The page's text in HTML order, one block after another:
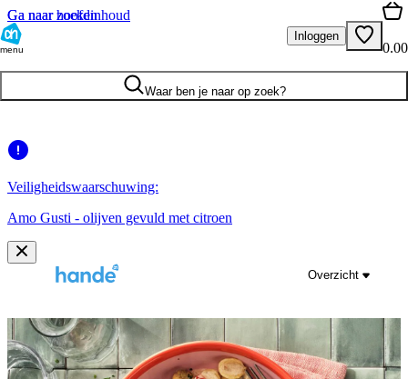
Ga naar hoofdinhoud
Ga naar zoeken
menu
Inloggen
0.00
Waar ben je naar op zoek?
Veiligheidswaarschuwing:
Amo Gusti - olijven gevuld met citroen
Overzicht